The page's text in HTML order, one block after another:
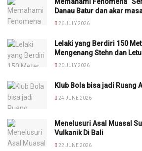
Danau Batur dan akar
26 JULY 2026
Lelaki yang Berdiri 150
Mengenang Stehn dan
20 JULY 2026
Klub Bola bisa jadi Ruang
24 JUNE 2026
Menelusuri Asal Muasal
Vulkanik Di Bali
22 JUNE 2026